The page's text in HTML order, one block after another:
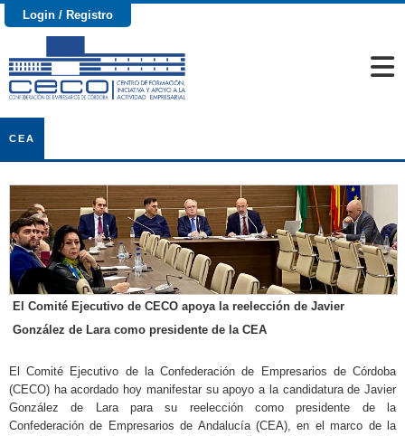
Login / Registro
CEA
El Comité Ejecutivo de CECO apoya la reelección de Javier
González de Lara como presidente de la CEA
El Comité Ejecutivo de la Confederación de Empresarios de Córdoba
(CECO) ha acordado hoy manifestar su apoyo a la candidatura de Javier
González de Lara para su reelección como presidente de la
Confederación de Empresarios de Andalucía (CEA), en el marco de la